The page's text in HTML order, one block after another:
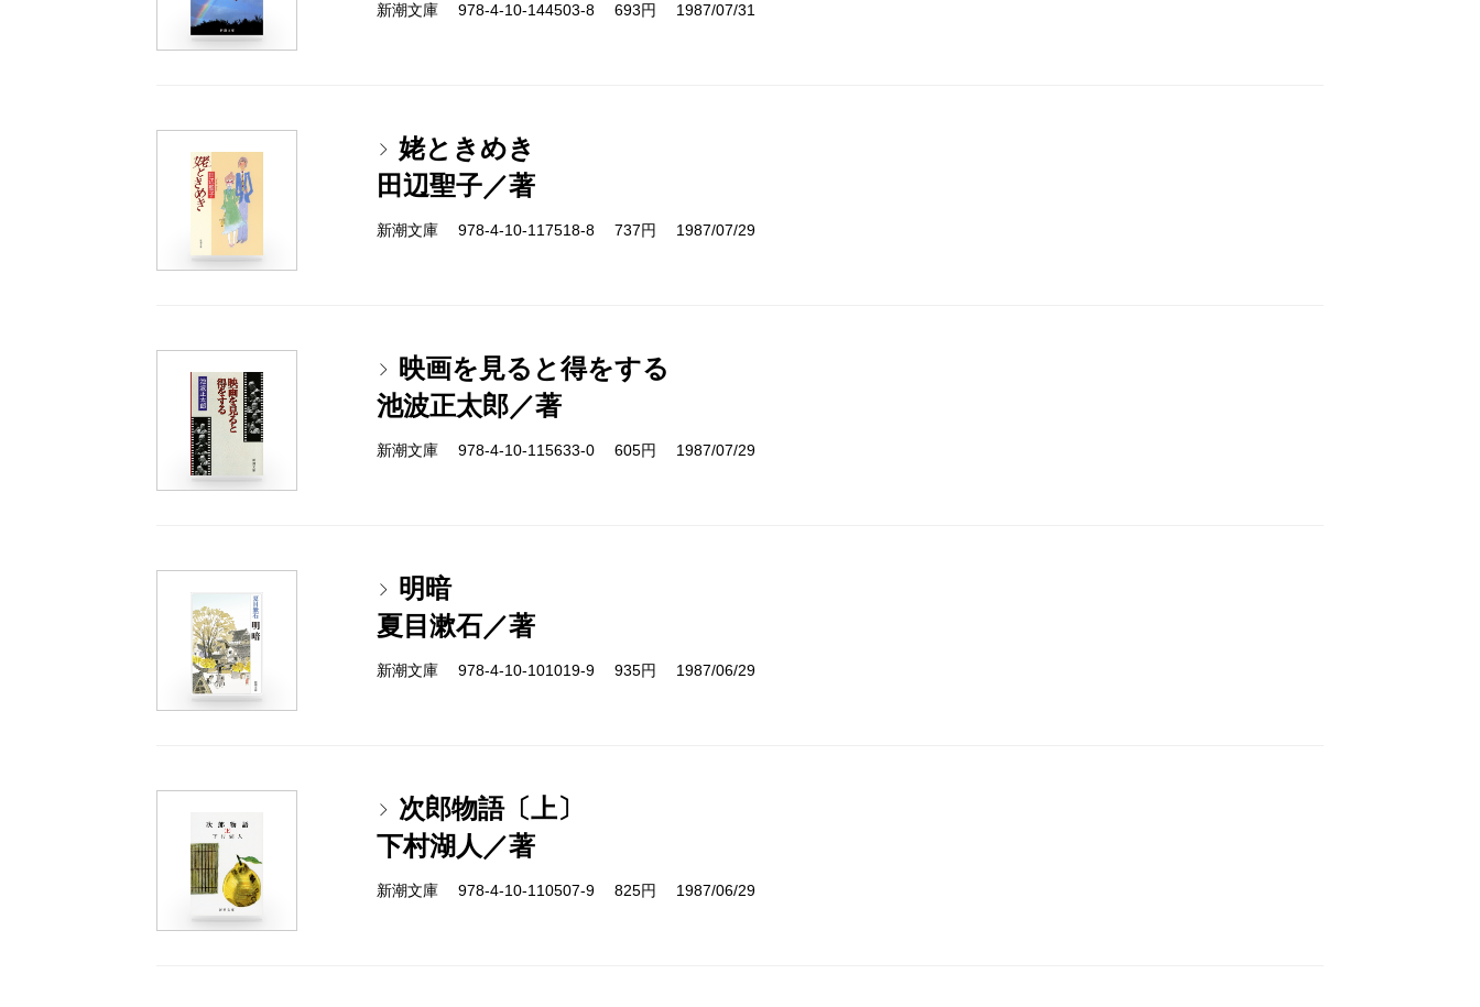
新潮文庫 978-4-10-144503-8 693円 1987/07/31
姥ときめき
田辺聖子／著
新潮文庫 978-4-10-117518-8 737円 1987/07/29
映画を見ると得をする
池波正太郎／著
新潮文庫 978-4-10-115633-0 605円 1987/07/29
明暗
夏目漱石／著
新潮文庫 978-4-10-101019-9 935円 1987/06/29
次郎物語〔上〕
下村湖人／著
新潮文庫 978-4-10-110507-9 825円 1987/06/29